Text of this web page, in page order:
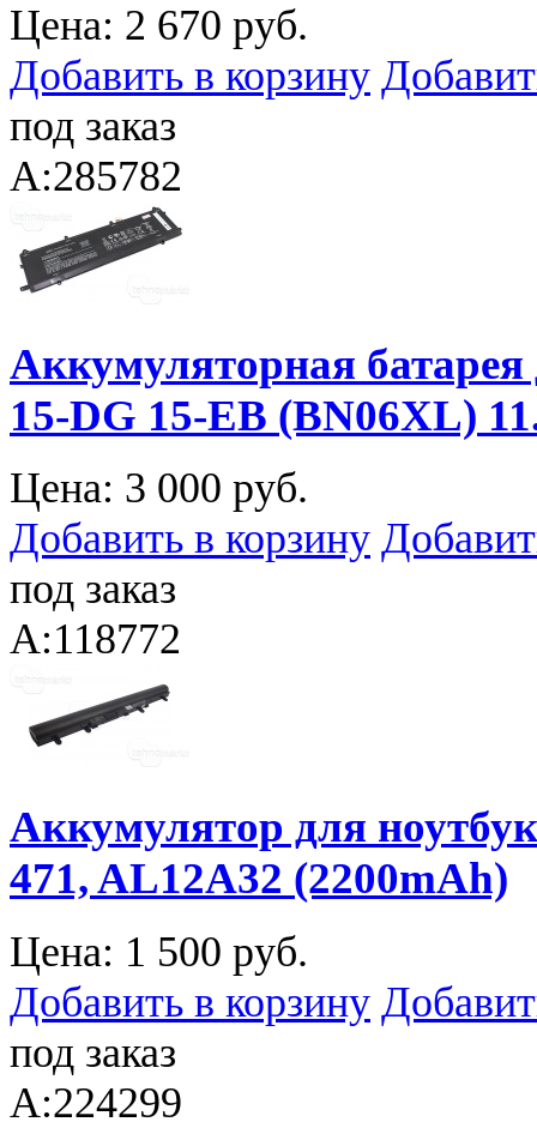
Цена: 2 670 руб.
Добавить в корзину
под заказ
A:285782
Аккумуляторная батарея
15-DG 15-EB (BN06XL)
Цена: 3 000 руб.
Добавить в корзину
под заказ
A:118772
Аккумулятор для
471, AL12A32 (2200mAh)
Цена: 1 500 руб.
Добавить в корзину
под заказ
A:224299